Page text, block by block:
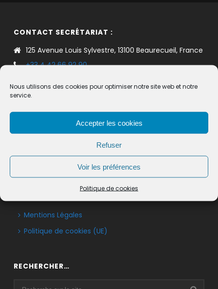
Nous utilisons des cookies pour optimiser notre site web et notre
service.
Accepter les cookies
Refuser
Voir les préférences
Politique de cookies
CONTACT SECRÉTARIAT :
125 Avenue Louis Sylvestre, 13100 Beaurecueil, France
+33 4 42 66 92 90
HORAIRES D’OUVERTURE :
Lun. : 08h30 – 12h30
INFORMATIONS LÉGALES :
Mentions Légales
Politique de cookies (UE)
RECHERCHER…